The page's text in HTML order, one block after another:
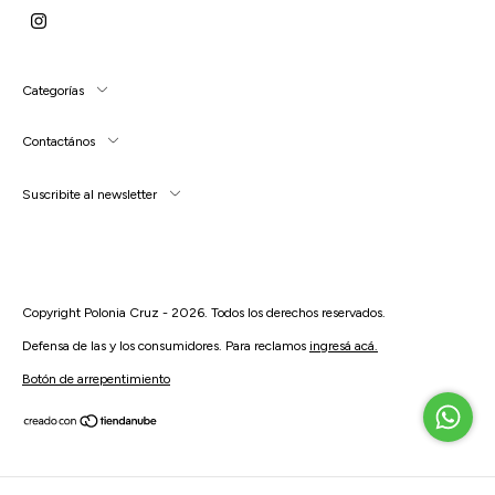
Categorías
Contactános
Suscribite al newsletter
Copyright Polonia Cruz - 2026. Todos los derechos reservados.
Defensa de las y los consumidores. Para reclamos ingresá acá.
Botón de arrepentimiento